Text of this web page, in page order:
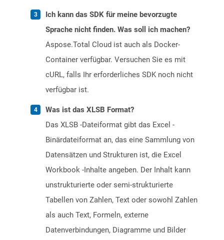
Ich kann das SDK für meine bevorzugte
Sprache nicht finden. Was soll ich machen?
Aspose.Total Cloud ist auch als Docker-
Container verfügbar. Versuchen Sie es mit
cURL, falls Ihr erforderliches SDK noch nicht
verfügbar ist.
Was ist das XLSB Format?
Das XLSB -Dateiformat gibt das Excel -
Binärdateiformat an, das eine Sammlung von
Datensätzen und Strukturen ist, die Excel
Workbook -Inhalte angeben. Der Inhalt kann
unstrukturierte oder semi-strukturierte
Tabellen von Zahlen, Text oder sowohl Zahlen
als auch Text, Formeln, externe
Datenverbindungen, Diagramme und Bilder